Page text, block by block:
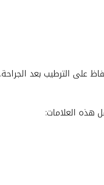
على الترطيب بعد الجراحة.
هذه العلامات: